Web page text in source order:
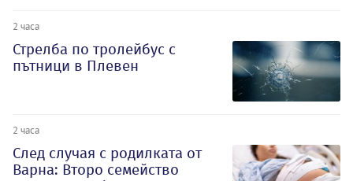
2 часа
Стрелба по тролейбус с
пътници в Плевен
2 часа
След случая с родилката от
Варна: Второ семейство